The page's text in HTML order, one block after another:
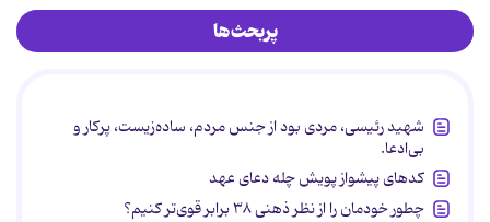
پربحث‌ها
شهید رئیسی، مردی بود از جنس مردم، ساده‌زیست، پرکار و
بی‌ادعا.
کدهای پیشواز پویش چله دعای عهد
چطور خودمان را از نظر ذهنی ۳۸ برابر قوی‌تر کنیم؟